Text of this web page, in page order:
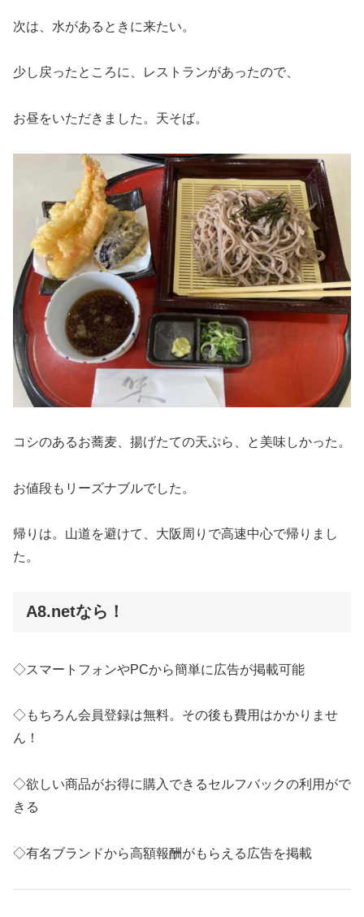
次は、水があるときに来たい。
少し戻ったところに、レストランがあったので、
お昼をいただきました。天そば。
コシのあるお蕎麦、揚げたての天ぷら、と美味しかった。
お値段もリーズナブルでした。
帰りは。山道を避けて、大阪周りで高速中心で帰りまし
た。
A8.netなら！
◇スマートフォンやPCから簡単に広告が掲載可能
◇もちろん会員登録は無料。その後も費用はかかりませ
ん！
◇欲しい商品がお得に購入できるセルフバックの利用がで
きる
◇有名ブランドから高額報酬がもらえる広告を掲載